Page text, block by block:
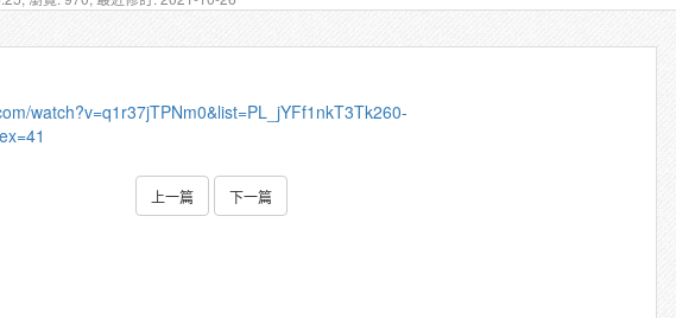
watch?v=q1r37jTPNm0&list=PL_jYFf1nkT3Tk260-
上一篇 下一篇